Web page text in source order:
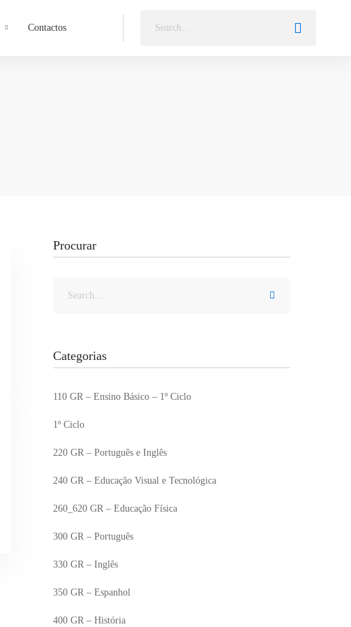
Contactos
Procurar
Categorias
110 GR – Ensino Básico – 1º Ciclo
1º Ciclo
220 GR – Português e Inglês
240 GR – Educação Visual e Tecnológica
260_620 GR – Educação Física
300 GR – Português
330 GR – Inglês
350 GR – Espanhol
400 GR – História